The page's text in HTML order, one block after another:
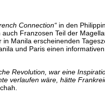
Connection“ in den
Franzosen Teil der
in Manila erscheinenden
und Paris einen
Revolution, war eine
verlaufen wäre, hätte